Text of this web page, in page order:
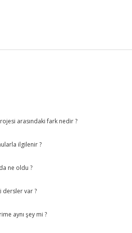
arasındaki fark nedir ?
ilgilenir ?
ne oldu ?
dersler var ?
aynı şey mi ?